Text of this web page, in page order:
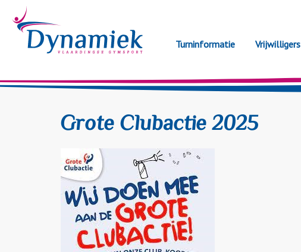
Turninformatie Vrijwilligers
Grote Clubactie 2025